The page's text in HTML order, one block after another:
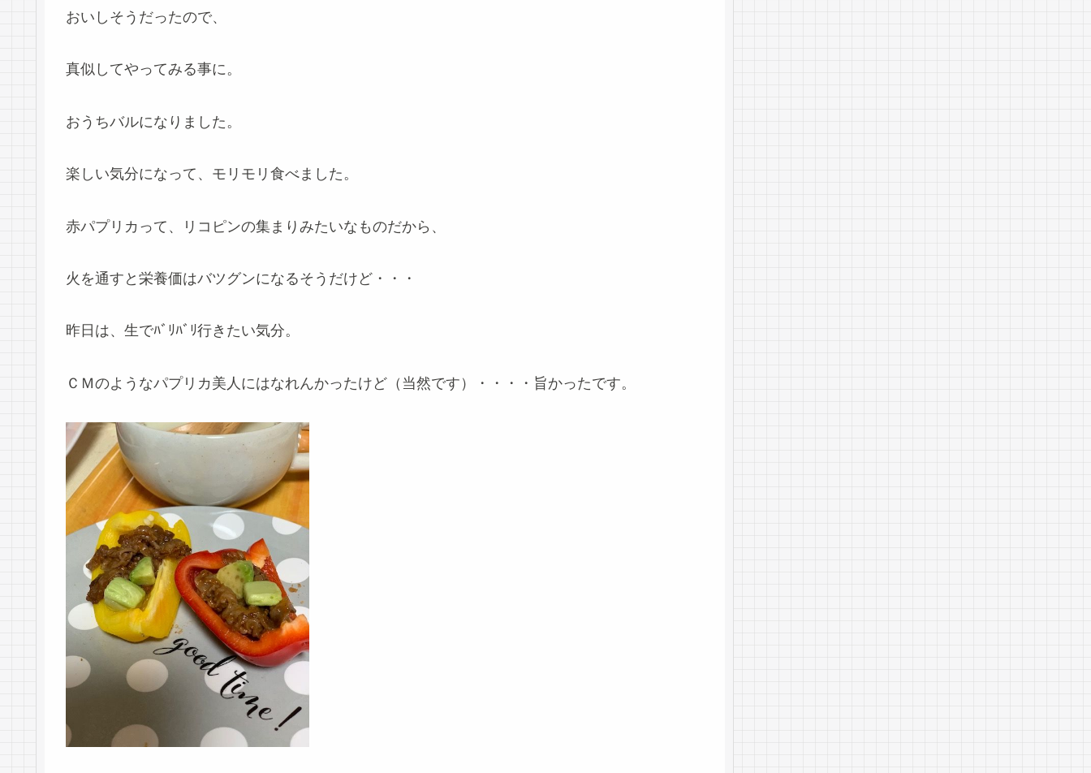
おいしそうだったので、
真似してやってみる事に。
おうちバルになりました。
楽しい気分になって、モリモリ食べました。
赤パプリカって、リコピンの集まりみたいなものだから、
火を通すと栄養価はバツグンになるそうだけど・・・
昨日は、生でﾊﾞﾘﾊﾞﾘ行きたい気分。
ＣＭのようなパプリカ美人にはなれんかったけど（当然です）・・・・旨かったです。